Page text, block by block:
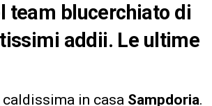
team blucerchiato di
addii. Le ultime
in casa Sampdoria.